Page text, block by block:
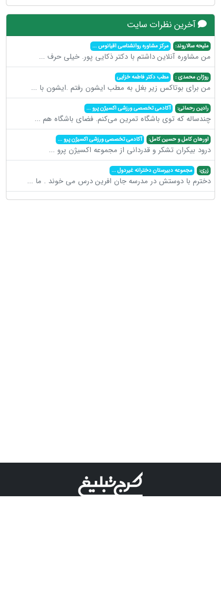
آخرین نظرات سایت
ملیحه سالاروند: مرکز مشاوره روانشناسی اقیانوس...
من مشاوره آنلاین داشتم با دکتر ذکایی پور. خیلی حرف ...
روژان محمدی : مطب دکتر فاطمه خزایی
من برای بوتاکس زیر بغل به مطب ایشون رفتم .ایشون با ...
رادین رحمانی: آکادمی تخصصی ورزشی اکسیژن پرو...
چندساله که توی باشگاه تمرین می‌کنم. فضای باشگاه هم ...
اورهان کامل و حسین کامل: آکادمی تخصصی ورزشی اکسیژن پرو...
درود بیکران تشکر و قدردانی از مجموعه اکسیژن پرو ...
زری: مجموعه دبیرستان دخترانه غیردول...
دخترم با دوستش در مدرسه جان افرین درس می خوند . ما ...